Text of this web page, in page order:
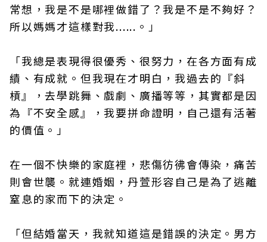
常想，我是不是哪裡做錯了？我是不是不夠好？
所以媽媽才這樣對我......。」
「我總是表現得很優秀、很努力，在各方面有成
績、有成就。但我現在才明白，我過去的『斜
槓』，去學跳舞、戲劇、廣播等等，其實都是因
為『不安全感』，我要拼命證明，自己還有活著
的價值。」
在一個不快樂的家庭裡，悲傷彷彿會傳染，痛苦
則會世襲。就連婚姻，丹萱形容自己是為了逃離
窒息的家而下的決定。
「但結婚當天，我就知道這是錯誤的決定。男方